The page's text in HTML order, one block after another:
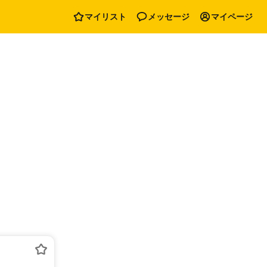
マイリスト メッセージ マイページ